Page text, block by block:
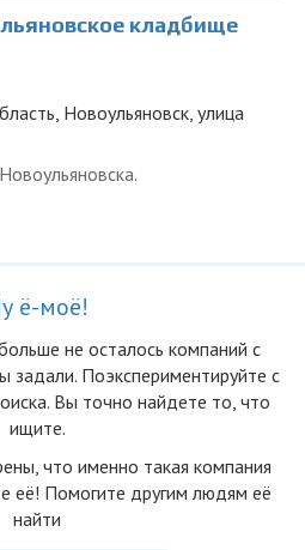
кладбище
Новоульяновск, улица
ё-моё!
не осталоcь компаний с
задали. Поэкспериментируйте с
Вы точно найдете то, что
ищите.
что именно такая компания
её! Помогите другим людям её
найти